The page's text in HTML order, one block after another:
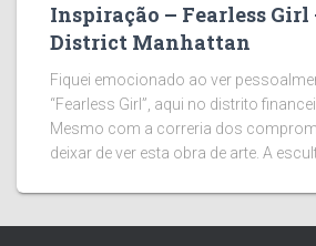
Inspiração – Fearless
District Manhattan
Fiquei emocionado ao ver
“Fearless Girl”, aqui no distrito
Mesmo com a correria dos
deixar de ver esta obra de arte. A